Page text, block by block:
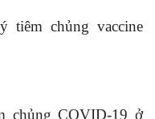
tiêm chủng vaccine
chủng COVID-19 ở